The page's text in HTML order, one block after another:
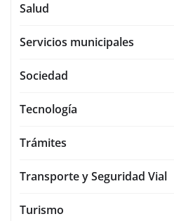
Salud
Servicios municipales
Sociedad
Tecnología
Trámites
Transporte y Seguridad Vial
Turismo